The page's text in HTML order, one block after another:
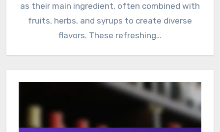
as their main ingredient, often combined with
fruits, herbs, and syrups to create diverse
flavors. These refreshing…